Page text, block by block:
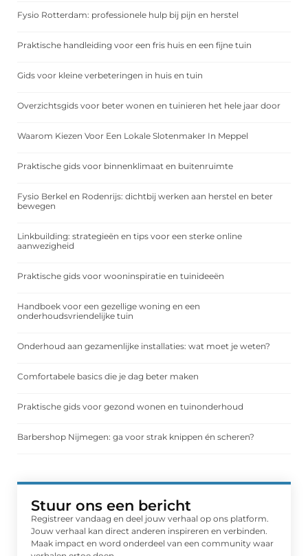
Fysio Rotterdam: professionele hulp bij pijn en herstel
Praktische handleiding voor een fris huis en een fijne tuin
Gids voor kleine verbeteringen in huis en tuin
Overzichtsgids voor beter wonen en tuinieren het hele jaar door
Waarom Kiezen Voor Een Lokale Slotenmaker In Meppel
Praktische gids voor binnenklimaat en buitenruimte
Fysio Berkel en Rodenrijs: dichtbij werken aan herstel en beter
bewegen
Linkbuilding: strategieën en tips voor een sterke online
aanwezigheid
Praktische gids voor wooninspiratie en tuinideeën
Handboek voor een gezellige woning en een
onderhoudsvriendelijke tuin
Onderhoud aan gezamenlijke installaties: wat moet je weten?
Comfortabele basics die je dag beter maken
Praktische gids voor gezond wonen en tuinonderhoud
Barbershop Nijmegen: ga voor strak knippen én scheren?
Stuur ons een bericht
Registreer vandaag en deel jouw verhaal op ons platform.
Jouw verhaal kan direct anderen inspireren en verbinden.
Maak impact en word onderdeel van een community waar